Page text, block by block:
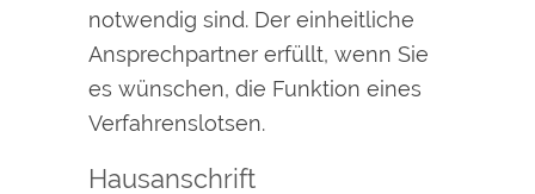
notwendig sind. Der einheitliche
Ansprechpartner erfüllt, wenn Sie
es wünschen, die Funktion eines
Verfahrenslotsen.
Hausanschrift